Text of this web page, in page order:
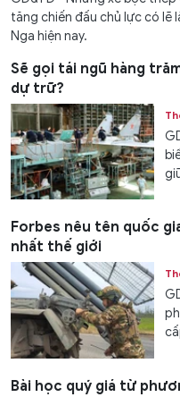
tăng chiến đấu chủ lực có lẽ
Nga hiện nay.
Sẽ gọi tái ngũ hàng
dự trữ?
Forbes nêu tên quốc
nhất thế giới
Bài học quý giá từ